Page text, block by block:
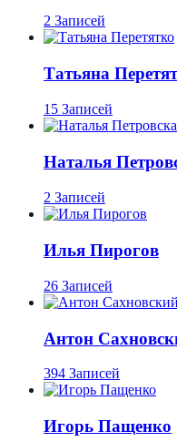
2 Записей
Татьяна
15 Записей
Наталья
2 Записей
Илья Пирогов
26 Записей
Антон
394 Записей
Игорь Пащенко